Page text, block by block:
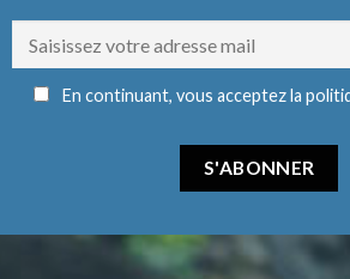
En continuant, vous acceptez la